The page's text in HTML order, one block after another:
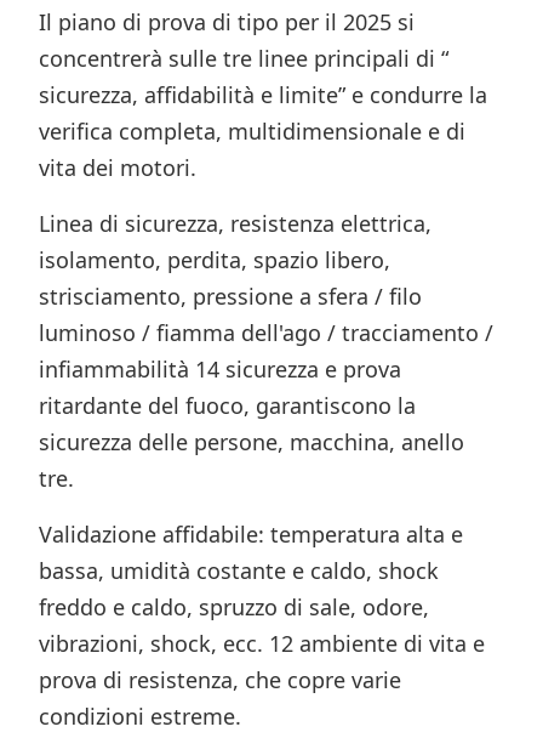
Il piano di prova di tipo per il 2025 si
concentrerà sulle tre linee principali di “
sicurezza, affidabilità e limite” e condurre la
verifica completa, multidimensionale e di
vita dei motori.
Linea di sicurezza, resistenza elettrica,
isolamento, perdita, spazio libero,
strisciamento, pressione a sfera / filo
luminoso / fiamma dell'ago / tracciamento /
infiammabilità 14 sicurezza e prova
ritardante del fuoco, garantiscono la
sicurezza delle persone, macchina, anello
tre.
Validazione affidabile: temperatura alta e
bassa, umidità costante e caldo, shock
freddo e caldo, spruzzo di sale, odore,
vibrazioni, shock, ecc. 12 ambiente di vita e
prova di resistenza, che copre varie
condizioni estreme.